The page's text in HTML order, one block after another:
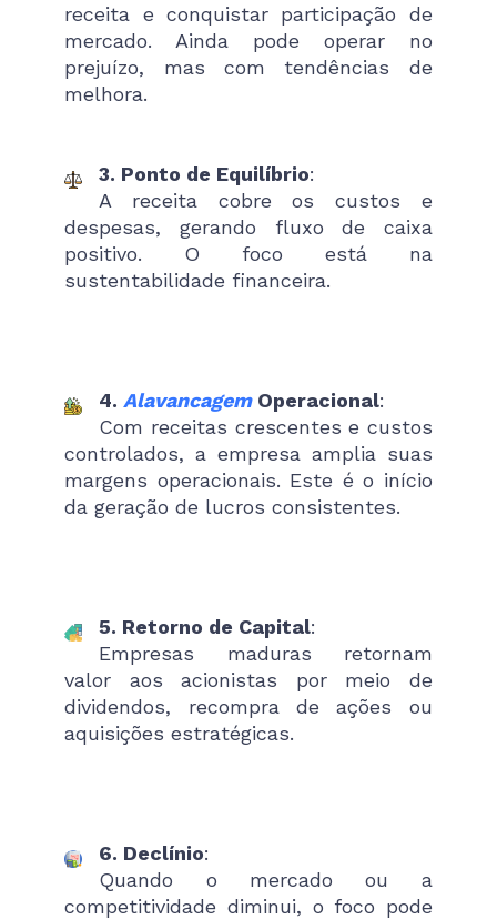
receita e conquistar participação de
mercado. Ainda pode operar no
prejuízo, mas com tendências de
melhora.
3. Ponto de Equilíbrio:
A receita cobre os custos e
despesas, gerando fluxo de caixa
positivo. O foco está na
sustentabilidade financeira.
4. AlavancagemOperacional:
Com receitas crescentes e custos
controlados, a empresa amplia suas
margens operacionais. Este é o início
da geração de lucros consistentes.
5. Retorno de Capital:
Empresas maduras retornam
valor aos acionistas por meio de
dividendos, recompra de ações ou
aquisições estratégicas.
6. Declínio:
Quando o mercado ou a
competitividade diminui, o foco pode